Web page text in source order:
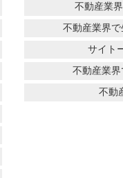
不動産業
不動産業界
サイト
不動産業
不動